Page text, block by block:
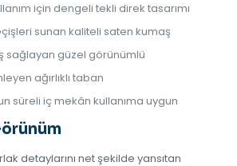
için dengeli tekli direk tasarımı
sunan kaliteli saten kumaş
sağlayan güzel görünümlü
ağırlıklı taban
süreli iç mekân kullanıma uygun
detaylarını net şekilde yansıtan